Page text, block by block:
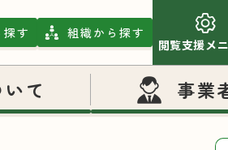
す 組織から探す
閲覧支援メ
て 事業